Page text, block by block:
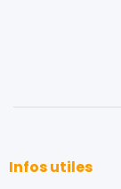
Infos utiles